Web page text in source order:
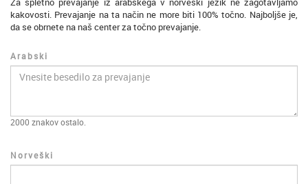
kakovosti. Prevajanje na ta način ne more biti 100% točno. Najboljše je,
da se obrnete na naš center za točno prevajanje.
Arabski
2000 znakov ostalo.
Norveški